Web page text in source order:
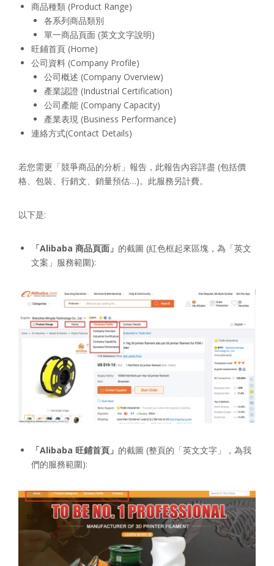
商品種類 (Product Range)
各系列商品類別
單一商品頁面 (英文文字說明)
旺鋪首頁 (Home)
公司資料 (Company Profile)
公司概述 (Company Overview)
產業認證 (Industrial Certification)
公司產能 (Company Capacity)
產業表現 (Business Performance)
連絡方式(Contact Details)
若您需更「競爭商品的分析」報告，此報告內容詳盡 (包括價
格、包裝、行銷文、銷量預估…)。此服務另計費。
以下是:
「Alibaba 商品頁面」 的截圖 (紅色框起來區塊，為「英文
文案」服務範圍):
「Alibaba 旺鋪首頁」 的截圖 (整頁的「英文文字」，為我
們的服務範圍):